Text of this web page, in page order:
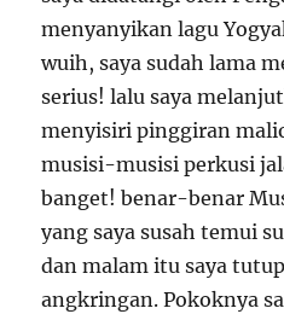
menyanyikan lagu
wuih, saya sudah lama
serius! lalu saya
menyisiri pinggiran
musisi-musisi perkusi
banget! benar-benar
yang saya susah temui
dan malam itu saya
angkringan. Pokoknya